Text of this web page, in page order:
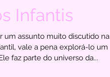
Infantis
um assunto muito discutido na
vale a pena explorá-lo um
faz parte do universo da...